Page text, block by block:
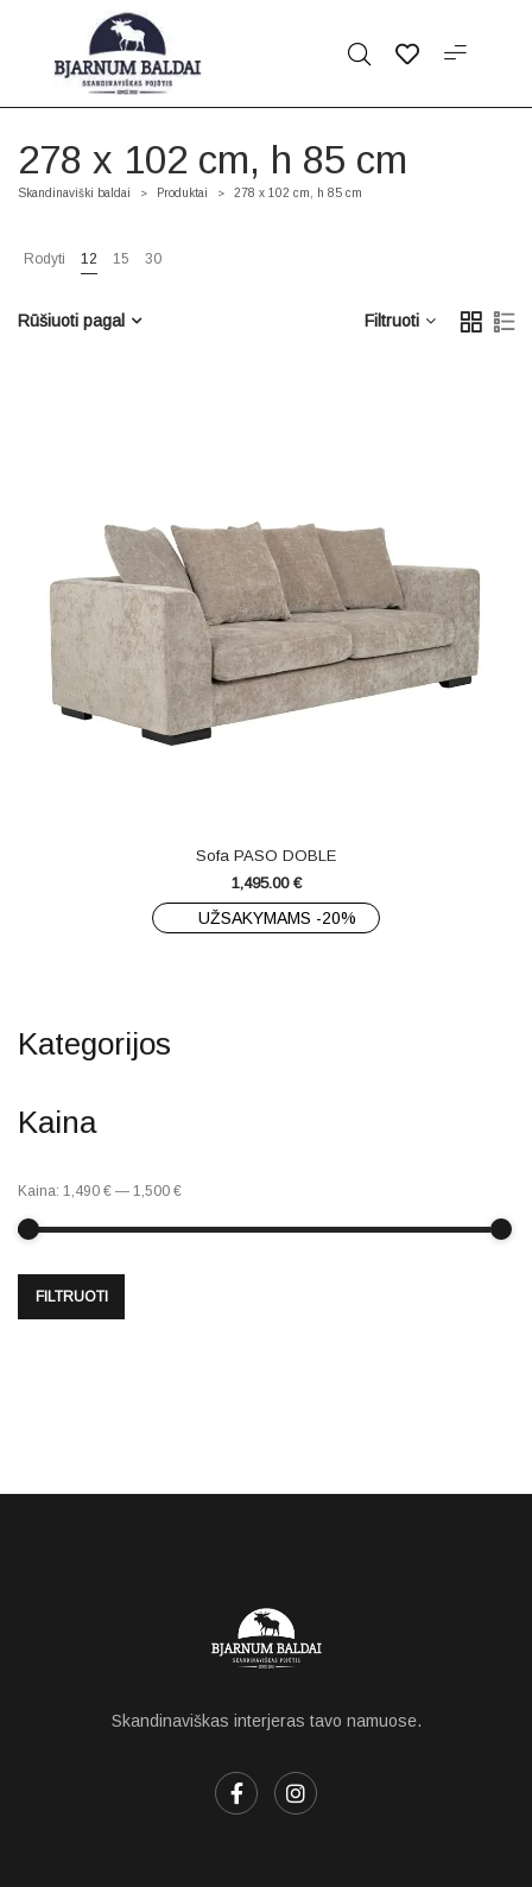
278 x 102 cm, h 85 cm
Skandinaviški baldai > Produktai > 278 x 102 cm, h 85 cm
Rodyti 12 15 30
Filtruoti
Rūšiuoti pagal
Sofa PASO DOBLE
1,495.00 €
UŽSAKYMAMS -20%
Kategorijos
Kaina
FILTRUOTI
Kaina: 1,490 € — 1,500 €
Skandinaviškas interjeras tavo namuose.